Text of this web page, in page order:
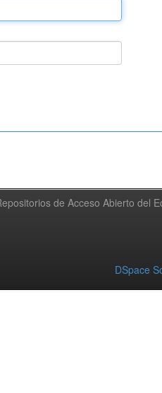
de Acceso Abierto del
DSpace